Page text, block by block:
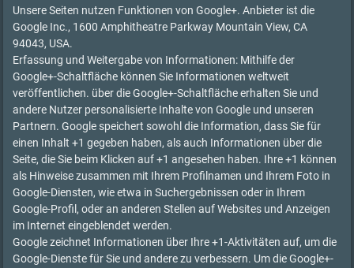
Unsere Seiten nutzen Funktionen von Google+. Anbieter ist die
Google Inc., 1600 Amphitheatre Parkway Mountain View, CA
94043, USA.
Erfassung und Weitergabe von Informationen: Mithilfe der
Google+-Schaltfläche können Sie Informationen weltweit
veröffentlichen. über die Google+-Schaltfläche erhalten Sie und
andere Nutzer personalisierte Inhalte von Google und unseren
Partnern. Google speichert sowohl die Information, dass Sie für
einen Inhalt +1 gegeben haben, als auch Informationen über die
Seite, die Sie beim Klicken auf +1 angesehen haben. Ihre +1 können
als Hinweise zusammen mit Ihrem Profilnamen und Ihrem Foto in
Google-Diensten, wie etwa in Suchergebnissen oder in Ihrem
Google-Profil, oder an anderen Stellen auf Websites und Anzeigen
im Internet eingeblendet werden.
Google zeichnet Informationen über Ihre +1-Aktivitäten auf, um die
Google-Dienste für Sie und andere zu verbessern. Um die Google+-